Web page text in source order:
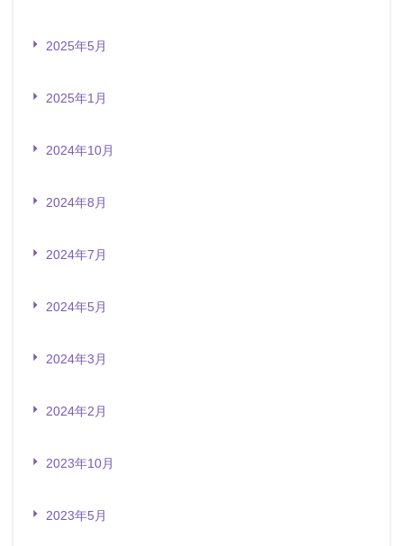
2025年5月
2025年1月
2024年10月
2024年8月
2024年7月
2024年5月
2024年3月
2024年2月
2023年10月
2023年5月